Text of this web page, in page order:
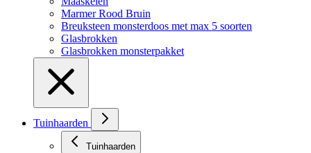
Marmer Rood Bruin
Breuksteen monsterdoos met max 5 soorten
Glasbrokken
Glasbrokken monsterpakket
Tuinhaarden
Tuinhaarden